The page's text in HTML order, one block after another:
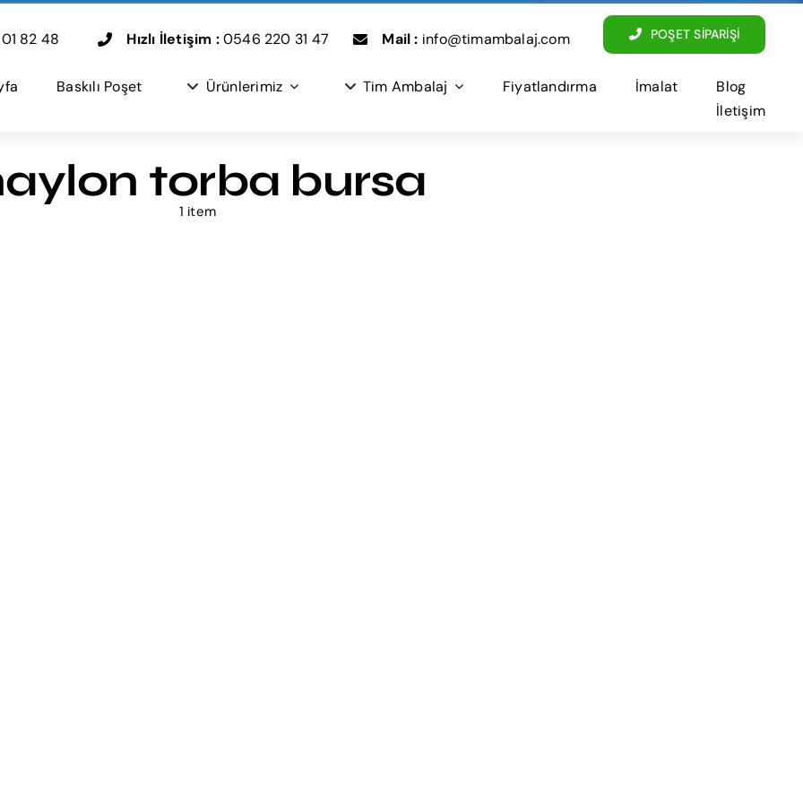
82 48 Hızlı İletişim :0546 220 31 47 Mail : info@timambalaj.com POŞET SİPARİŞİ
Baskılı Poşet Ürünlerimiz Tim Ambalaj Fiyatlandırma İmalat
Blog
İletişim
torba bursa
1 item